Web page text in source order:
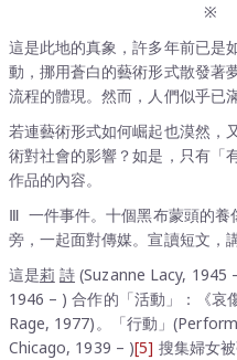
※
這是此地的真象，許多年前已是
動，挪用蒼白的藝術形式散發著
流程的體現。然而，人們似乎已
若連藝術形式如何崛起也漠然，
術對社會的影響？如是，只有「
作品的內容。
Ⅲ 一件事件。十個黑布蒙頭的養
旁，一起面對傳媒。宣讀短文，
這是莉 詩 (Suzanne Lacy, 1945
1946 – ) 合作的「活動」：《
Rage, 1977)。「行動」
Chicago, 1939 – )[5] 搜集婦女